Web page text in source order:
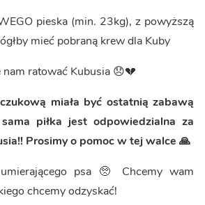
pieska (min. 23kg), z powyższą
mieć pobraną krew dla Kuby
nam ratować Kubusia 😞💔
miała być ostatnią zabawą
piłka jest odpowiedzialna za
Prosimy o pomoc w tej walce 🙏
psa 🥺 Chcemy wam
chcemy odzyskać!